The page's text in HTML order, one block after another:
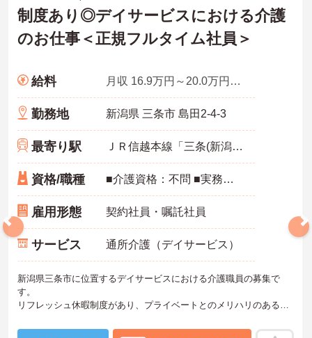
制度あり◎デイサービスにおける介護
のお仕事＜正規フルタイム社員＞
給料 月収 16.9万円～20.0万円程度
勤務地 新潟県 三条市 島田2-4-3
最寄り駅 ＪＲ信越本線「三条(新潟)駅」バス・車10分
資格/職種 ■介護資格：不問 ■実務経験：不問 ■普通自動車運転免許
雇用形態 契約社員・嘱託社員
サービス 通所介護（デイサービス）
新潟県三条市に位置するデイサービスにおける介護職員の募集で
す。
リフレッシュ休暇制度があり、プライベートとのメリハリのある働
ただける方を募集しています。